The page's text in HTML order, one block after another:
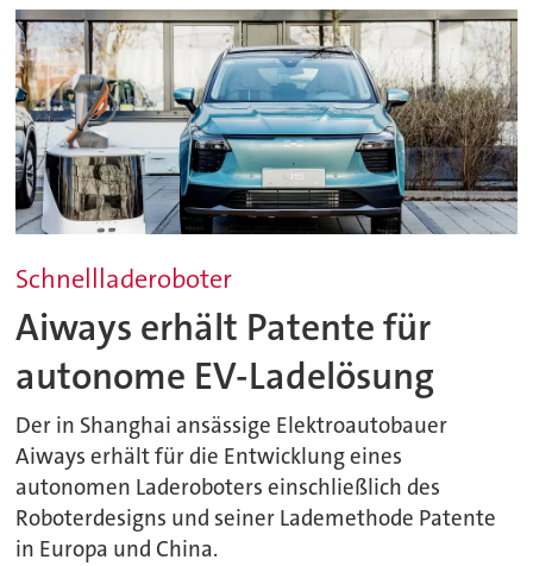
Schnellladeroboter
Aiways erhält Patente für
autonome EV-Ladelösung
Der in Shanghai ansässige Elektroautobauer
Aiways erhält für die Entwicklung eines
autonomen Laderoboters einschließlich des
Roboterdesigns und seiner Lademethode Patente
in Europa und China.